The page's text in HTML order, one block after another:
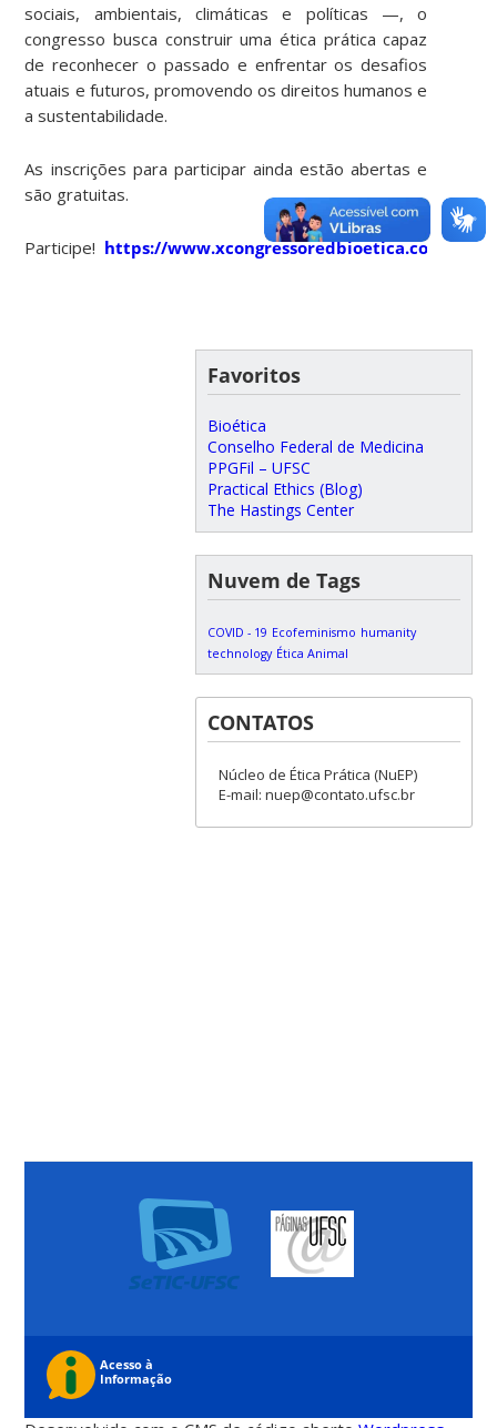
sociais, ambientais, climáticas e políticas —, o
congresso busca construir uma ética prática capaz
de reconhecer o passado e enfrentar os desafios
atuais e futuros, promovendo os direitos humanos e
a sustentabilidade.
As inscrições para participar ainda estão abertas e
são gratuitas.
Participe! https://www.xcongressoredbioetica.com.br/
Favoritos
Bioética
Conselho Federal de Medicina
PPGFil – UFSC
Practical Ethics (Blog)
The Hastings Center
Nuvem de Tags
COVID - 19 Ecofeminismo humanity
technology Ética Animal
CONTATOS
Núcleo de Ética Prática (NuEP)
E-mail: nuep@contato.ufsc.br